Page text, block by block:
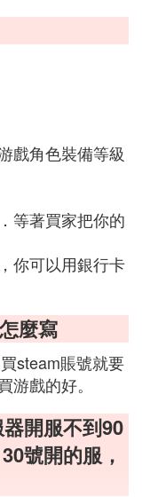
戲角色裝備等級
等著買家把你的
你可以用銀行卡
麼寫
steam賬號就要
戲的好。
開服不到90
號開的服，